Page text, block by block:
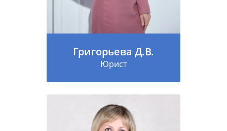
Григорьева Д.В.
Юрист